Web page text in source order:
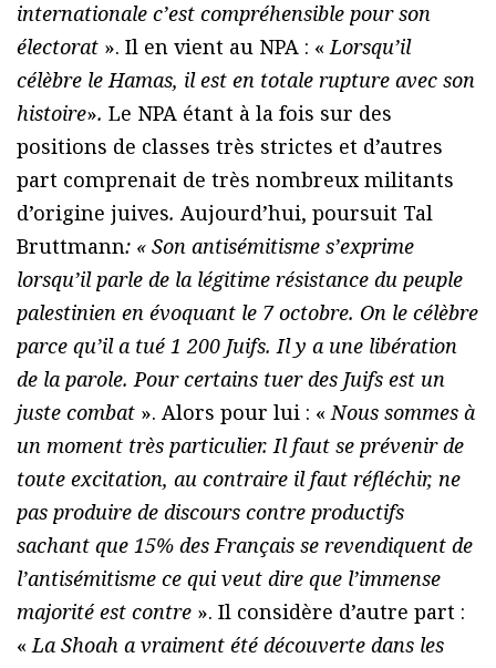
internationale c’est compréhensible pour son
électorat ». Il en vient au NPA : « Lorsqu’il
célèbre le Hamas, il est en totale rupture avec son
histoire». Le NPA étant à la fois sur des
positions de classes très strictes et d’autres
part comprenait de très nombreux militants
d’origine juives. Aujourd’hui, poursuit Tal
Bruttmann: « Son antisémitisme s’exprime
lorsqu’il parle de la légitime résistance du peuple
palestinien en évoquant le 7 octobre. On le célèbre
parce qu’il a tué 1 200 Juifs. Il y a une libération
de la parole. Pour certains tuer des Juifs est un
juste combat ». Alors pour lui : «Nous sommes à
un moment très particulier. Il faut se prévenir de
toute excitation, au contraire il faut réfléchir, ne
pas produire de discours contre productifs
sachant que 15% des Français se revendiquent de
l’antisémitisme ce qui veut dire que l’immense
majorité est contre ». Il considère d’autre part :
« La Shoah a vraiment été découverte dans les